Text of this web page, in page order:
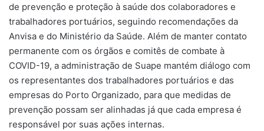
de prevenção e proteção à saúde dos colaboradores e
trabalhadores portuários, seguindo recomendações da
Anvisa e do Ministério da Saúde. Além de manter contato
permanente com os órgãos e comitês de combate à
COVID-19, a administração de Suape mantém diálogo com
os representantes dos trabalhadores portuários e das
empresas do Porto Organizado, para que medidas de
prevenção possam ser alinhadas já que cada empresa é
responsável por suas ações internas.